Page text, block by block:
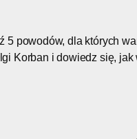
powodów, dla których
Korban i dowiedz się,